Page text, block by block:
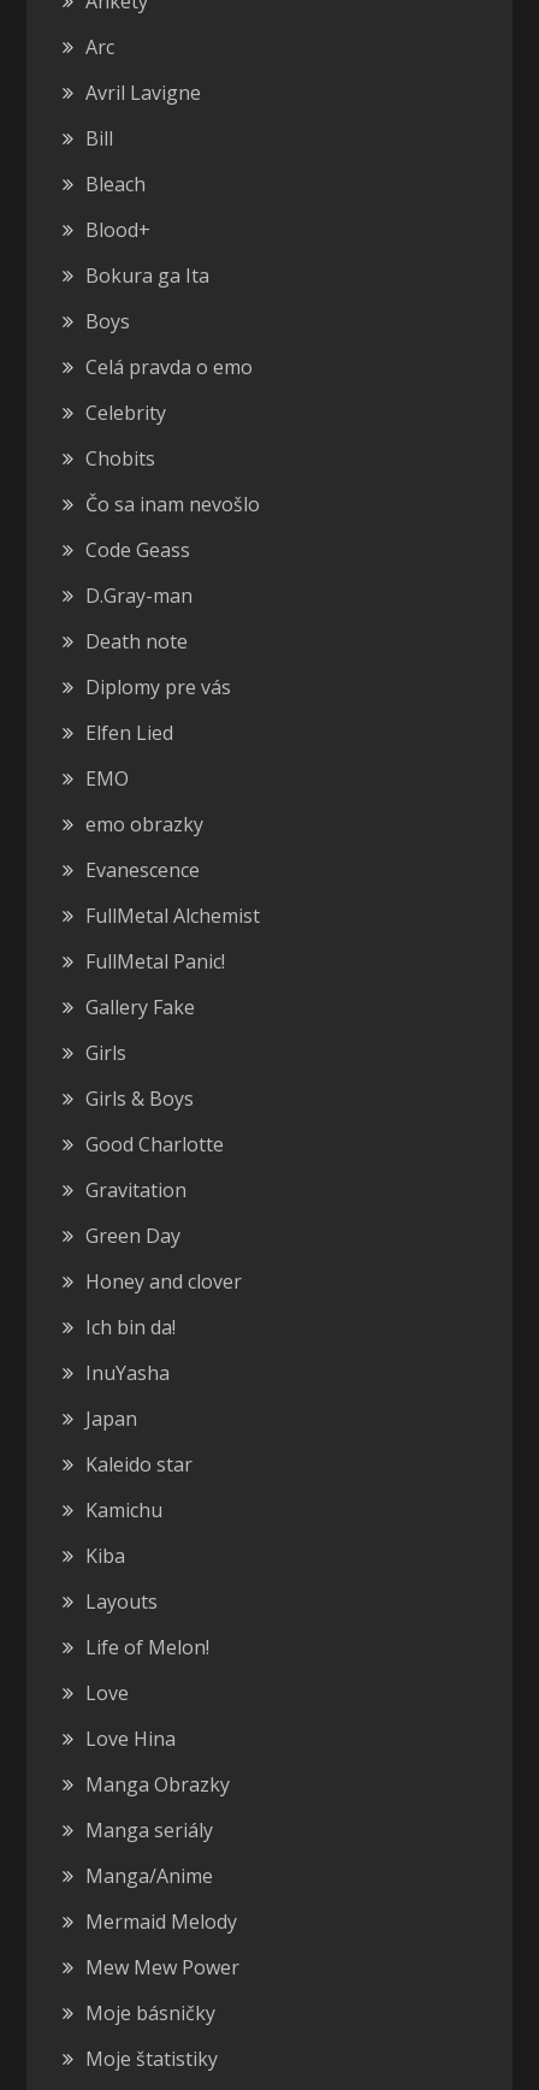
Arc
Avril Lavigne
Bill
Bleach
Blood+
Bokura ga Ita
Boys
Celá pravda o emo
Celebrity
Chobits
Čo sa inam nevošlo
Code Geass
D.Gray-man
Death note
Diplomy pre vás
Elfen Lied
EMO
emo obrazky
Evanescence
FullMetal Alchemist
FullMetal Panic!
Gallery Fake
Girls
Girls & Boys
Good Charlotte
Gravitation
Green Day
Honey and clover
Ich bin da!
InuYasha
Japan
Kaleido star
Kamichu
Kiba
Layouts
Life of Melon!
Love
Love Hina
Manga Obrazky
Manga seriály
Manga/Anime
Mermaid Melody
Mew Mew Power
Moje básničky
Moje štatistiky